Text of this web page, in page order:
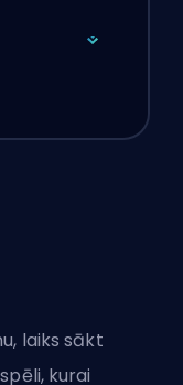
laiks sākt
kurai